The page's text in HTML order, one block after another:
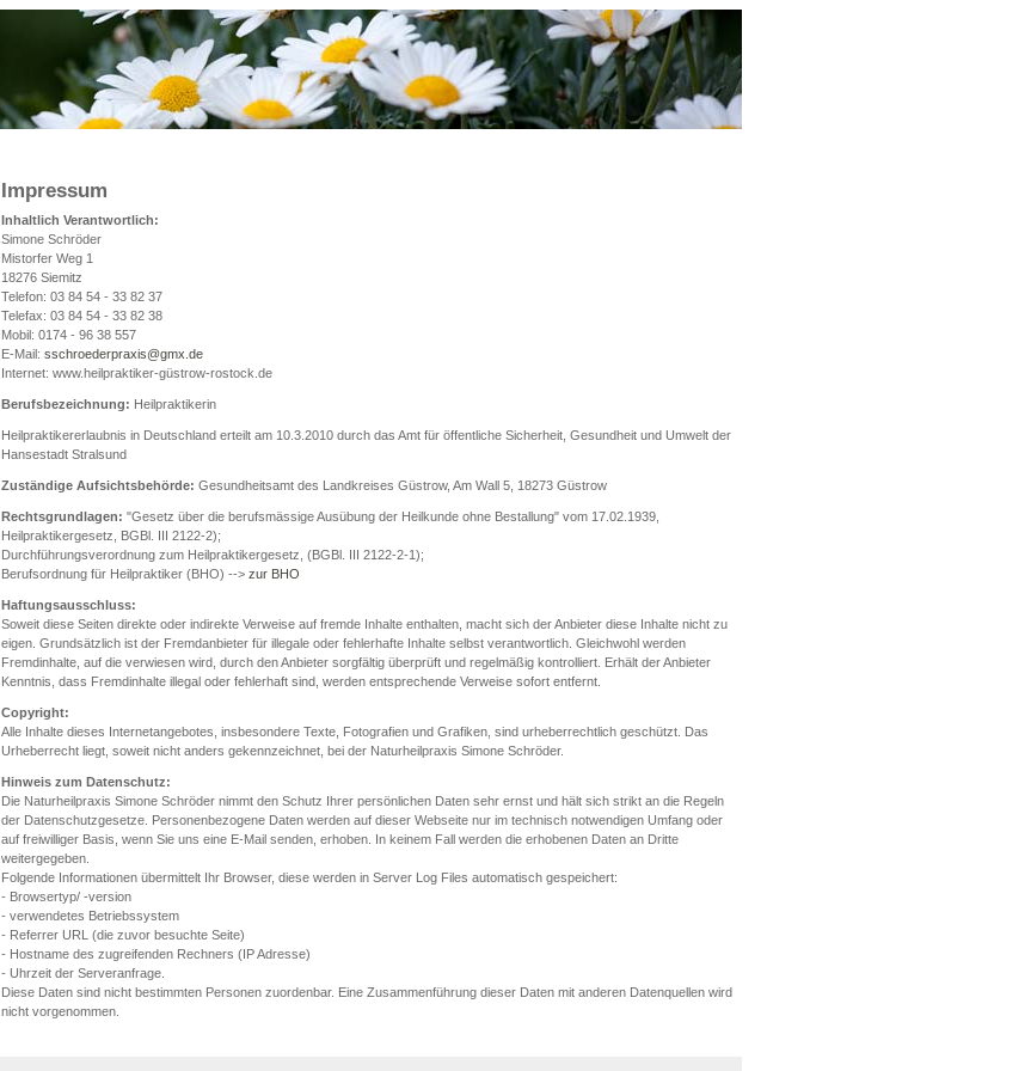
Impressum
Inhaltlich Verantwortlich:
Simone Schröder
Mistorfer Weg 1
18276 Siemitz
Telefon: 03 84 54 - 33 82 37
Telefax: 03 84 54 - 33 82 38
Mobil: 0174 - 96 38 557
E-Mail: sschroederpraxis@gmx.de
Internet: www.heilpraktiker-güstrow-rostock.de
Berufsbezeichnung: Heilpraktikerin
Heilpraktikererlaubnis in Deutschland erteilt am 10.3.2010 durch das Amt für öffentliche Sicherheit, Gesundheit und Umwelt der
Hansestadt Stralsund
Zuständige Aufsichtsbehörde: Gesundheitsamt des Landkreises Güstrow, Am Wall 5, 18273 Güstrow
Rechtsgrundlagen: "Gesetz über die berufsmässige Ausübung der Heilkunde ohne Bestallung" vom 17.02.1939,
Heilpraktikergesetz, BGBl. III 2122-2);
Durchführungsverordnung zum Heilpraktikergesetz, (BGBl. III 2122-2-1);
Berufsordnung für Heilpraktiker (BHO) --> zur BHO
Haftungsausschluss:
Soweit diese Seiten direkte oder indirekte Verweise auf fremde Inhalte enthalten, macht sich der Anbieter diese Inhalte nicht zu
eigen. Grundsätzlich ist der Fremdanbieter für illegale oder fehlerhafte Inhalte selbst verantwortlich. Gleichwohl werden
Fremdinhalte, auf die verwiesen wird, durch den Anbieter sorgfältig überprüft und regelmäßig kontrolliert. Erhält der Anbieter
Kenntnis, dass Fremdinhalte illegal oder fehlerhaft sind, werden entsprechende Verweise sofort entfernt.
Copyright:
Alle Inhalte dieses Internetangebotes, insbesondere Texte, Fotografien und Grafiken, sind urheberrechtlich geschützt. Das
Urheberrecht liegt, soweit nicht anders gekennzeichnet, bei der Naturheilpraxis Simone Schröder.
Hinweis zum Datenschutz:
Die Naturheilpraxis Simone Schröder nimmt den Schutz Ihrer persönlichen Daten sehr ernst und hält sich strikt an die Regeln
der Datenschutzgesetze. Personenbezogene Daten werden auf dieser Webseite nur im technisch notwendigen Umfang oder
auf freiwilliger Basis, wenn Sie uns eine E-Mail senden, erhoben. In keinem Fall werden die erhobenen Daten an Dritte
weitergegeben.
Folgende Informationen übermittelt Ihr Browser, diese werden in Server Log Files automatisch gespeichert:
- Browsertyp/ -version
- verwendetes Betriebssystem
- Referrer URL (die zuvor besuchte Seite)
- Hostname des zugreifenden Rechners (IP Adresse)
- Uhrzeit der Serveranfrage.
Diese Daten sind nicht bestimmten Personen zuordenbar. Eine Zusammenführung dieser Daten mit anderen Datenquellen wird
nicht vorgenommen.